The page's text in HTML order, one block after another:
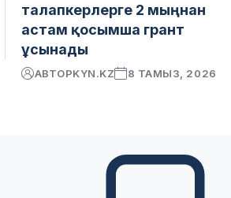
талапкерлерге 2 мыңнан
астам қосымша грант
ұсынады
АВТОРKYN.KZ 8 ТАМЫЗ, 2026